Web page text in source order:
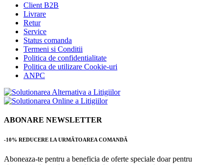
Client B2B
Livrare
Retur
Service
Status comanda
Termeni si Conditii
Politica de confidentialitate
Politica de utilizare Cookie-uri
ANPC
ABONARE NEWSLETTER
-10% REDUCERE LA URMĂTOAREA COMANDĂ
Aboneaza-te pentru a beneficia de oferte speciale doar pentru